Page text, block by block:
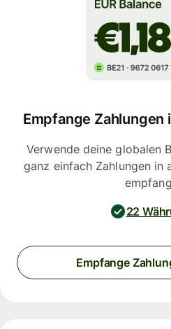
Empfange Zahlungen
Verwende deine globalen
ganz einfach Zahlungen in
22
Empfange